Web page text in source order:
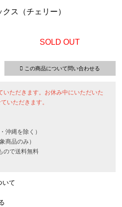
ス（チェリー）
SOLD OUT
この商品について問い合わせる
いただきます。お休み中にいただいた
いただきます。
沖縄を除く）
商品のみ）
ので送料無料
いて